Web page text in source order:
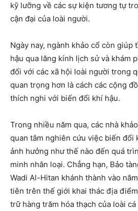
kỹ lưỡng về các sự kiện tương tự
cận đại của loài người.
Ngày nay, ngành khảo cổ còn
hậu qua lăng kính lịch sử và khám
đối với các xã hội loài người trong
quan trọng hơn là cách các cộng
thích nghi với biến đổi khí hậu.
Trong nhiều năm qua, các nhà
quan tâm nghiên cứu việc biến đổi
ảnh hưởng như thế nào đến quá
minh nhân loại. Chẳng hạn, Bảo
Wadi Al-Hitan khánh thành vào
tiên trên thế giới khai thác địa
trữ hàng trăm hóa thạch của loài